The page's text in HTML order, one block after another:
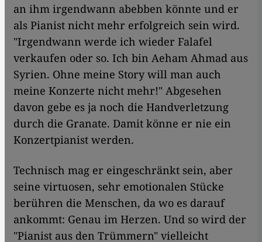
an ihm irgendwann abebben könnte und er
als Pianist nicht mehr erfolgreich sein wird.
"Irgendwann werde ich wieder Falafel
verkaufen oder so. Ich bin Aeham Ahmad aus
Syrien. Ohne meine Story will man auch
meine Konzerte nicht mehr!" Abgesehen
davon gebe es ja noch die Handverletzung
durch die Granate. Damit könne er nie ein
Konzertpianist werden.
Technisch mag er eingeschränkt sein, aber
seine virtuosen, sehr emotionalen Stücke
berühren die Menschen, da wo es darauf
ankommt: Genau im Herzen. Und so wird der
"Pianist aus den Trümmern" vielleicht